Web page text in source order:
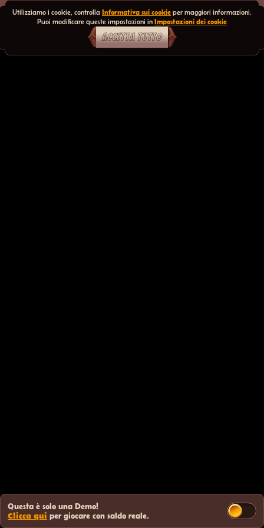
Questa è solo una Demo!
Clicca qui per giocare con saldo reale.
Utilizziamo i cookie, controlla Informativa sui cookie per maggiori informazioni.
Puoi modificare queste impostazioni in Impostazioni dei cookie
ACCETTA TUTTO